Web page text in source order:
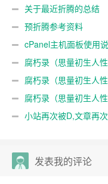
关于最近折腾的总结
预折腾参考资料
cPanel主机面板使
腐朽录（思量初生人
念一段混沌）3
腐朽录（思量初生人
念一段混沌）2
腐朽录（思量初生人
念一段混沌）
小站再次被D,文章再
发表我的评论